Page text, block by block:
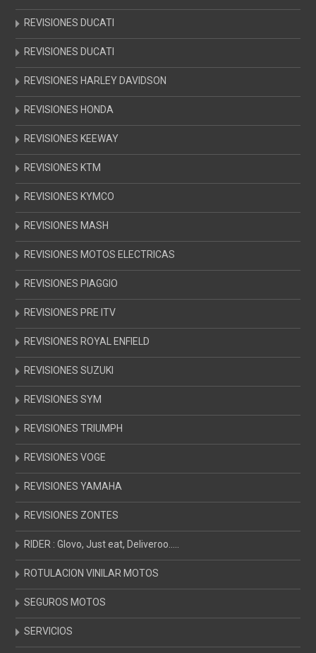
REVISIONES DUCATI
REVISIONES DUCATI
REVISIONES HARLEY DAVIDSON
REVISIONES HONDA
REVISIONES KEEWAY
REVISIONES KTM
REVISIONES KYMCO
REVISIONES MASH
REVISIONES MOTOS ELECTRICAS
REVISIONES PIAGGIO
REVISIONES PRE ITV
REVISIONES ROYAL ENFIELD
REVISIONES SUZUKI
REVISIONES SYM
REVISIONES TRIUMPH
REVISIONES VOGE
REVISIONES YAMAHA
REVISIONES ZONTES
RIDER : Glovo, Just eat, Deliveroo…..
ROTULACION VINILAR MOTOS
SEGUROS MOTOS
SERVICIOS